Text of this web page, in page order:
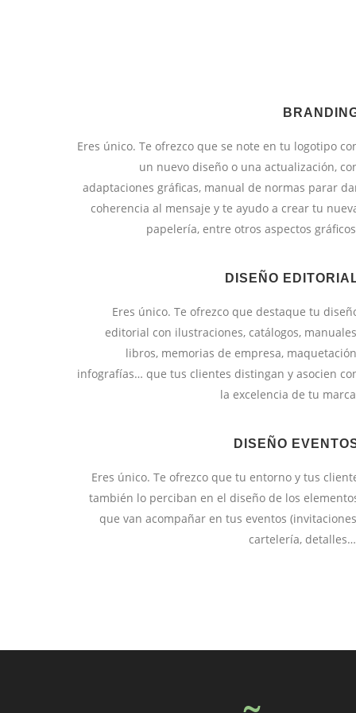
Eres único. Te ofrezco que se note en tu logotipo
un nuevo diseño o una actualización,
adaptaciones gráficas, manual de normas parar
coherencia al mensaje y te ayudo a crear tu
papelería, entre otros aspectos
DISEÑO
Eres único. Te ofrezco que destaque tu
editorial con ilustraciones, catálogos,
libros, memorias de empresa,
infografías… que tus clientes distingan y asocien
la excelencia de tu
DISEÑO
Eres único. Te ofrezco que tu entorno y tus
también lo perciban en el diseño de los
que van acompañar en tus eventos
cartelería,